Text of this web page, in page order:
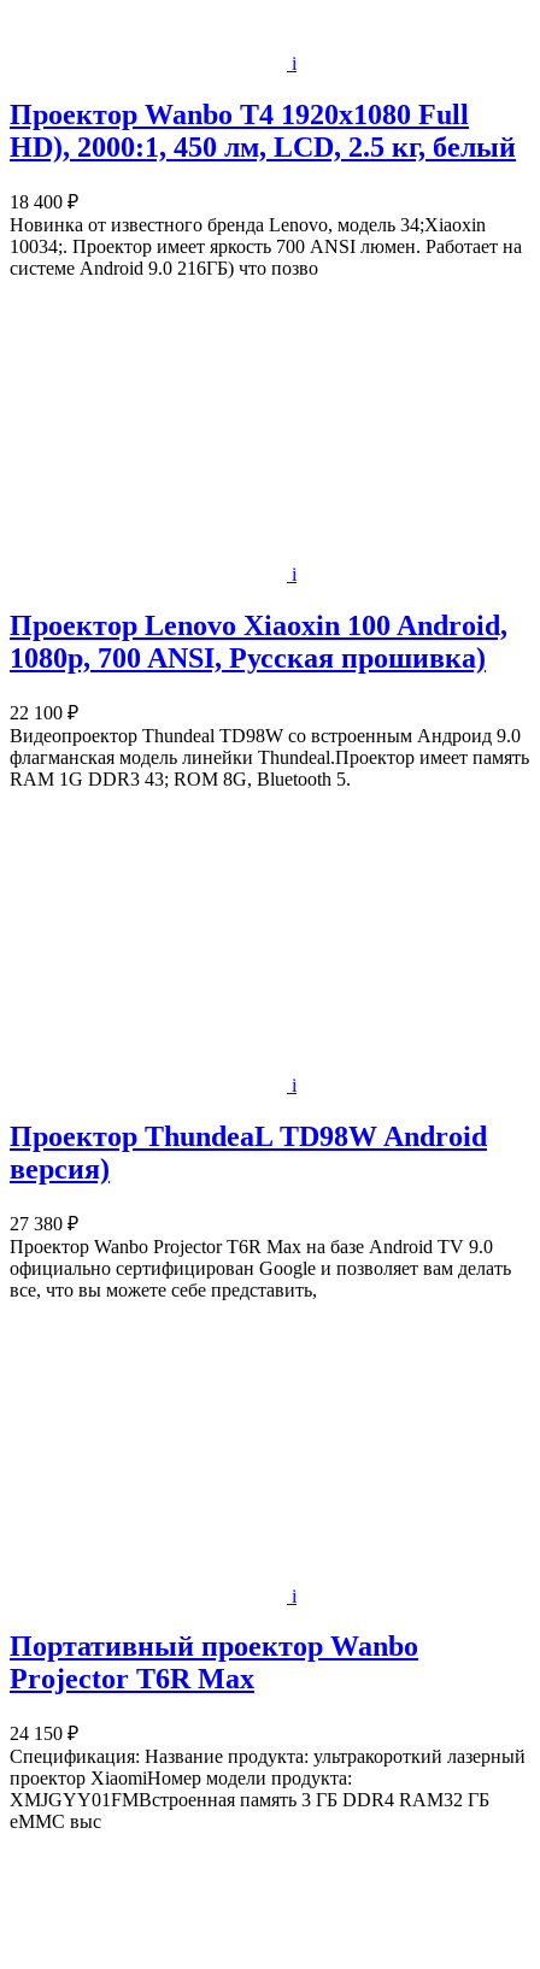
i
Проектор Wanbo T4 1920x1080 Full
HD), 2000:1, 450 лм, LCD, 2.5 кг, белый
18 400 ₽
Новинка от известного бренда Lenovo, модель 34;Xiaoxin
10034;. Проектор имеет яркость 700 ANSI люмен. Работает на
системе Android 9.0 216ГБ) что позво
i
Проектор Lenovo Xiaoxin 100 Android,
1080p, 700 ANSI, Русская прошивка)
22 100 ₽
Видеопроектор Thundeal TD98W со встроенным Андроид 9.0
флагманская модель линейки Thundeal.Проектор имеет память
RAM 1G DDR3 43; ROM 8G, Bluetooth 5.
i
Проектор ThundeaL TD98W Android
версия)
27 380 ₽
Проектор Wanbo Projector T6R Max на базе Android TV 9.0
официально сертифицирован Google и позволяет вам делать
все, что вы можете себе представить,
i
Портативный проектор Wanbo
Projector T6R Max
24 150 ₽
Спецификация: Название продукта: ультракороткий лазерный
проектор XiaomiНомер модели продукта:
XMJGYY01FMВстроенная память 3 ГБ DDR4 RAM32 ГБ
eMMC выс